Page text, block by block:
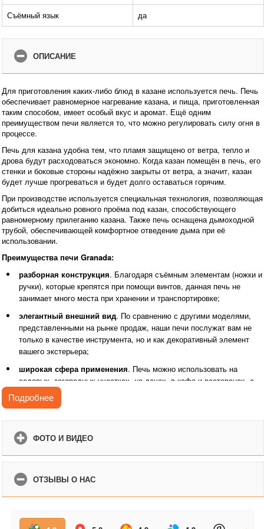
Съёмный язык да
ОПИСАНИЕ
Для приготовления каких-либо блюд в казане используется печь. Печь
обеспечивает равномерное нагревание казана, и пища, приготовленная
таким способом, имеет особый вкус и аромат. Ещё одним
преимуществом печи является то, что можно регулировать силу огня в
процессе.
Печь для казана удобна тем, что пламя защищено от ветра, тепло и
дрова будут расходоваться экономно. Когда казан помещён в печь, его
стенки и боковые стороны надёжно закрыты от ветра, а значит, казан
будет лучше прогреваться и будет долго оставаться горячим.
При производстве используется специальная технология, позволяющая
добиться идеально ровного проёма под казан, способствующего
равномерному прилеганию казана. Также печь оснащена дымоходной
трубой, обеспечивающей комфортное отведение дыма при её
использовании.
Преимущества печи Granada:
разборная конструкция. Благодаря съёмным элементам (ножки и
ручки), которые крепятся при помощи винтов, данная печь не
занимает много места при хранении и транспортировке;
элегантный внешний вид. По сравнению с другими моделями,
представленными на рынке продаж, наши печи послужат вам не
только в качестве инструмента, но и как декоративный элемент
вашего экстерьера;
широкая сфера применения. Печь можно использовать на
садовых, загородных участках, на дачах, в кафе и ресторанах, а
также на любых площадках на открытом воздухе.
материал . Печь выполнена из высококачественной
конструкционной стали, благодаря чему она не прогорит и
прослужит вам в течение долгого периода времени;
высота печи . В отличие от печей других компаний, высота наших
печей соответствует необходимым требованиям, что обеспечивает
качественное приготовление пищи;
конструкция
Подробнее
ФОТО И ВИДЕО
ОТЗЫВЫ О НАС